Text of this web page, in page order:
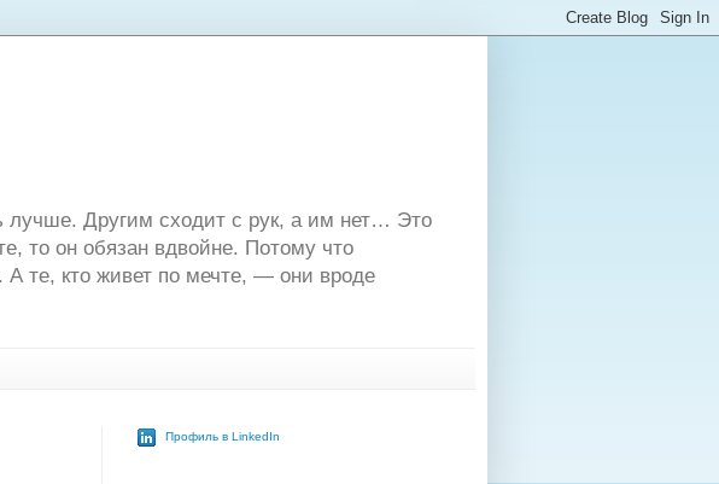
лучше. Другим сходит с рук, а им нет… Это
то он обязан вдвойне. Потому что
те, кто живет по мечте, — они вроде
Профиль в LinkedIn